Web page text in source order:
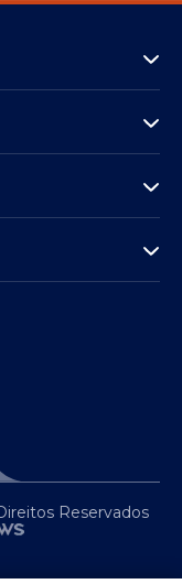
e a
a
fortalecendo
e cultura no
Reservados